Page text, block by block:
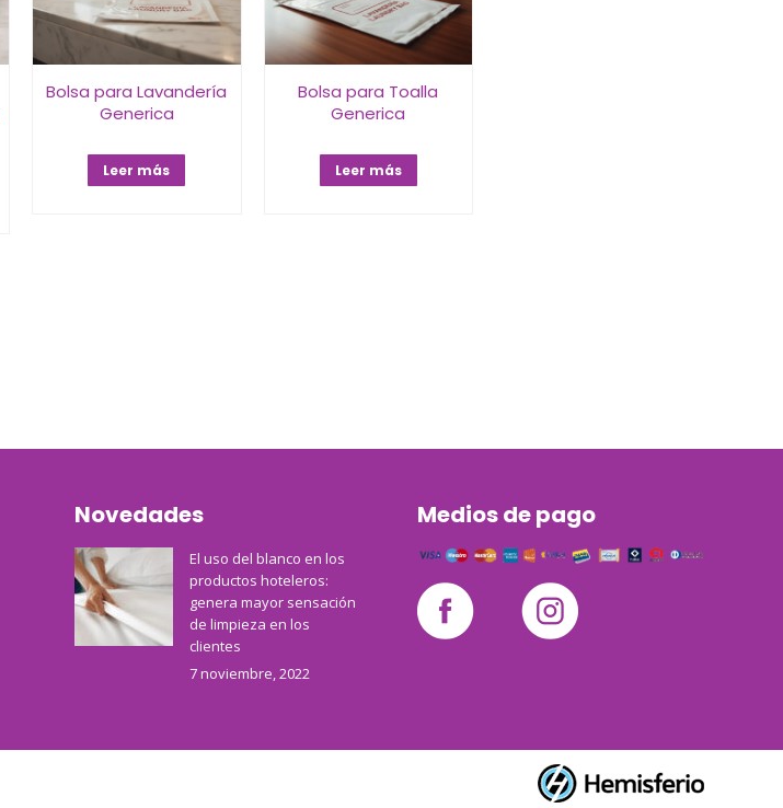
Bolsa para Lavandería
Generica
Leer más
Bolsa para Toalla
Generica
Leer más
Novedades
El uso del blanco en los
productos hoteleros:
genera mayor sensación
de limpieza en los
clientes
7 noviembre, 2022
Medios de pago